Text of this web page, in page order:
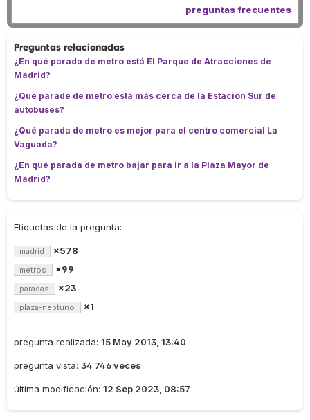
preguntas frecuentes
Preguntas relacionadas
¿En qué parada de metro está El Parque de Atracciones de
Madrid?
¿Qué parade de metro está más cerca de la Estación Sur de
autobuses?
¿Qué parada de metro es mejor para el centro comercial La
Vaguada?
¿En qué parada de metro bajar para ir a la Plaza Mayor de
Madrid?
Etiquetas de la pregunta:
madrid ×578
metros ×99
paradas ×23
plaza-neptuno ×1
pregunta realizada: 15 May 2013, 13:40
pregunta vista: 34 746 veces
última modificación: 12 Sep 2023, 08:57